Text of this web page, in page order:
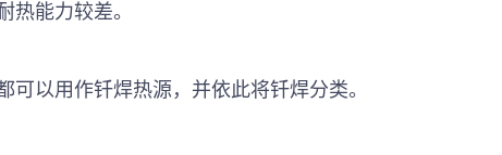
热能力较差。
以用作钎焊热源，并依此将钎焊分类。